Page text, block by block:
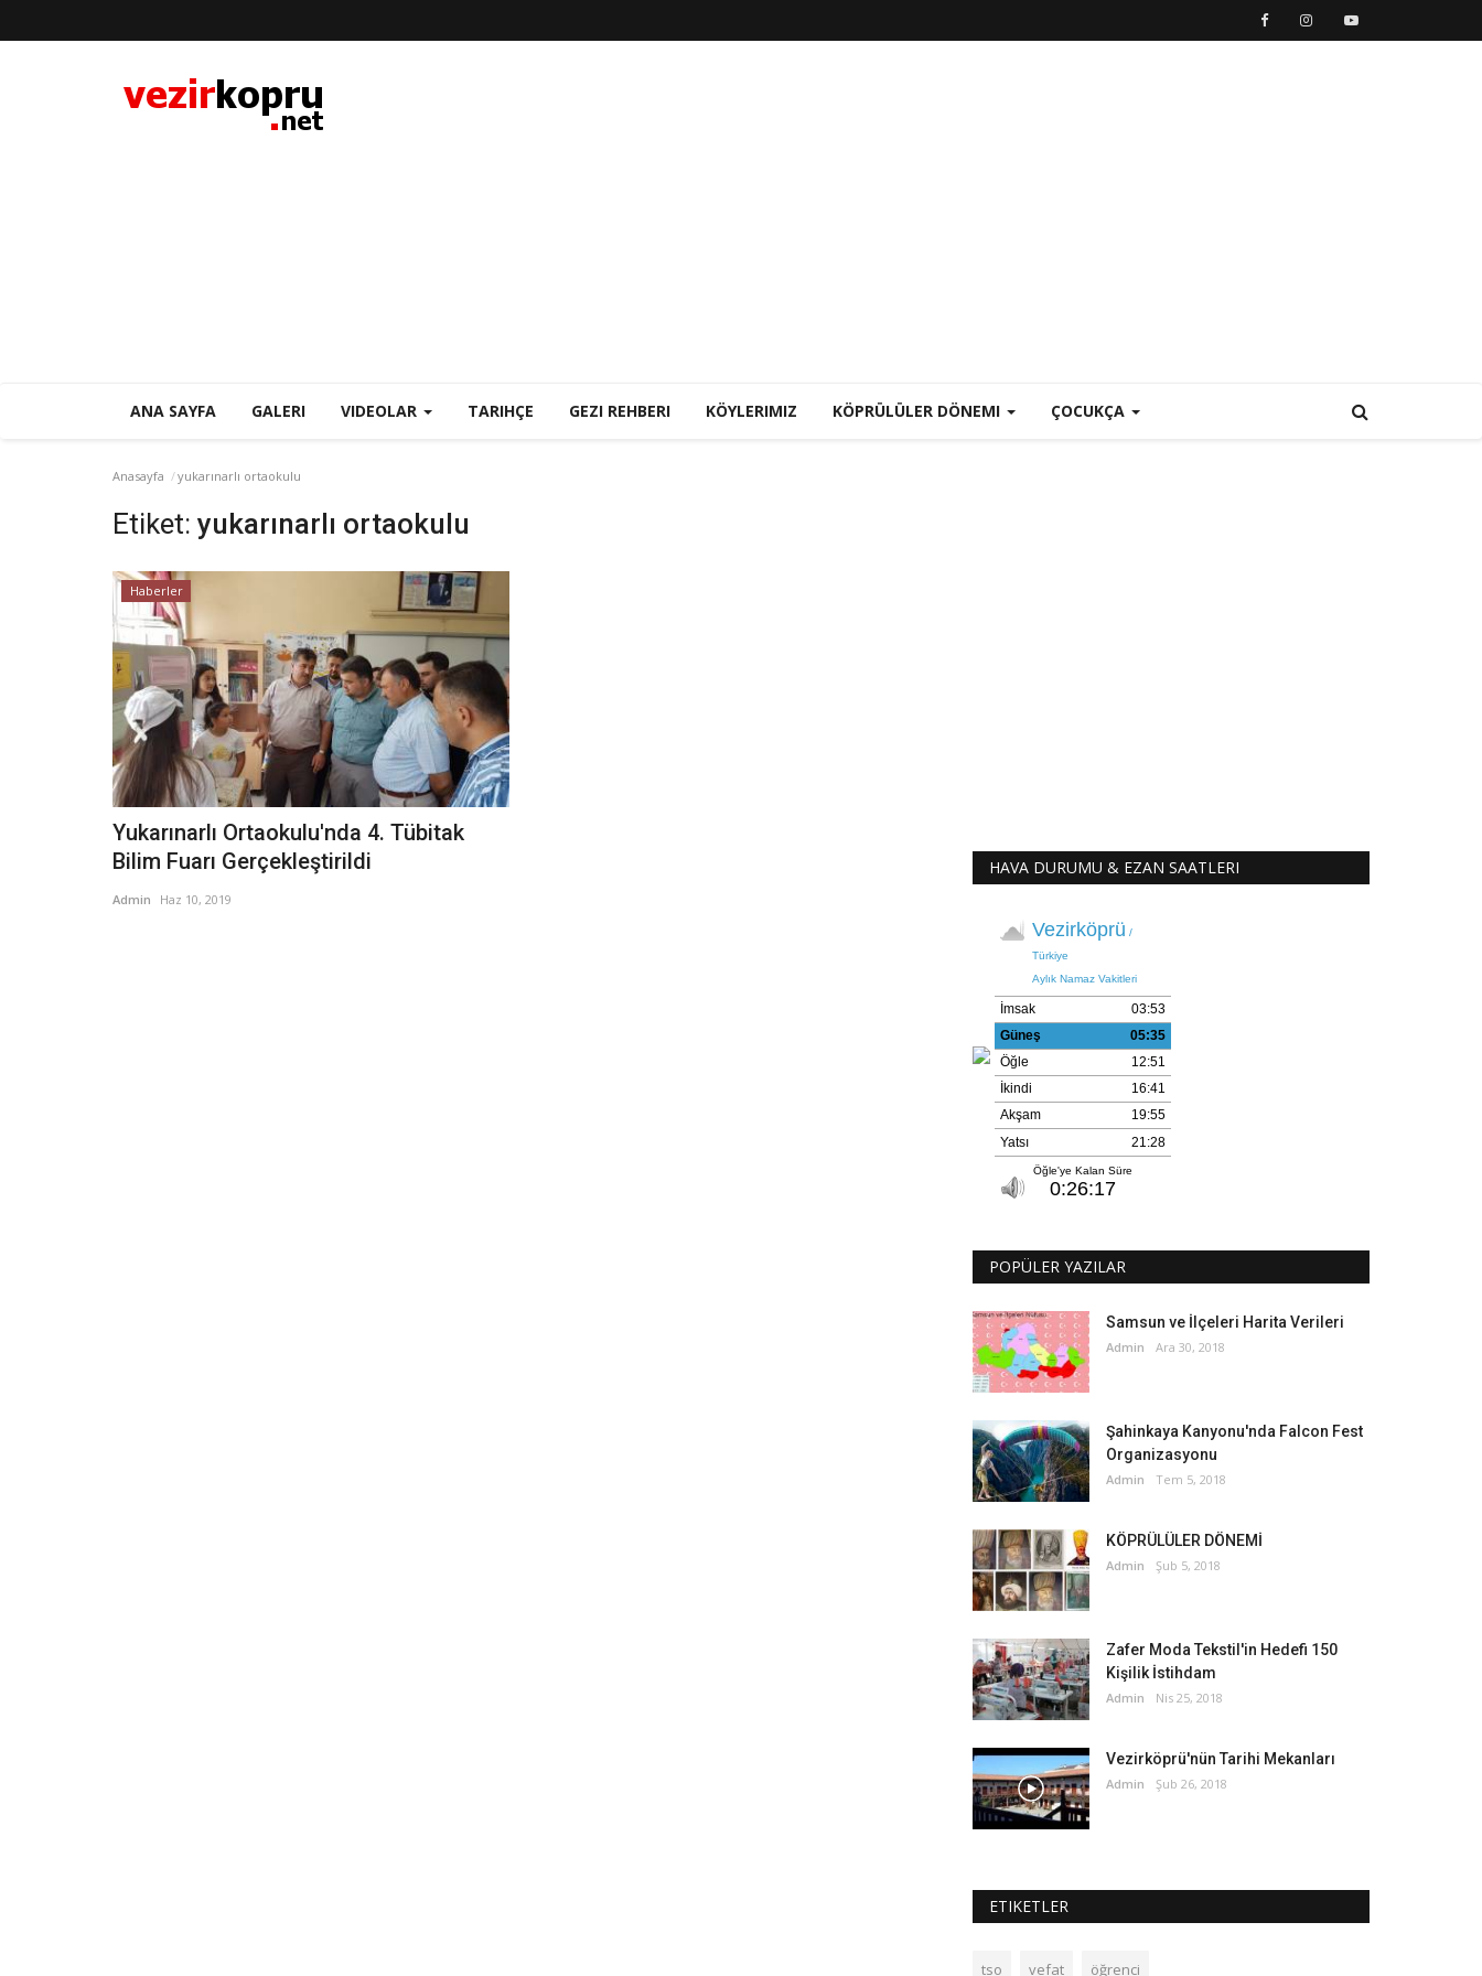
ANA SAYFA GALERI VIDEOLAR TARIHÇE GEZI REHBERI KÖYLERIMIZ KÖPRÜLÜLER DÖNEMI ÇOCUKÇA
Anasayfa yukarınarlı ortaokulu
Etiket: yukarınarlı ortaokulu
Haberler
Yukarınarlı Ortaokulu'nda 4. Tübitak
Bilim Fuarı Gerçekleştirildi
Admin Haz 10, 2019
HAVA DURUMU & EZAN SAATLERI
POPÜLER YAZILAR
Samsun ve İlçeleri Harita Verileri
Admin Ara 30, 2018
Şahinkaya Kanyonu'nda Falcon Fest
Organizasyonu
Admin Tem 5, 2018
KÖPRÜLÜLER DÖNEMİ
Admin Şub 5, 2018
Zafer Moda Tekstil'in Hedefi 150
Kişilik İstihdam
Admin Nis 25, 2018
Vezirköprü'nün Tarihi Mekanları
Admin Şub 26, 2018
ETIKETLER
tso vefat öğrenci